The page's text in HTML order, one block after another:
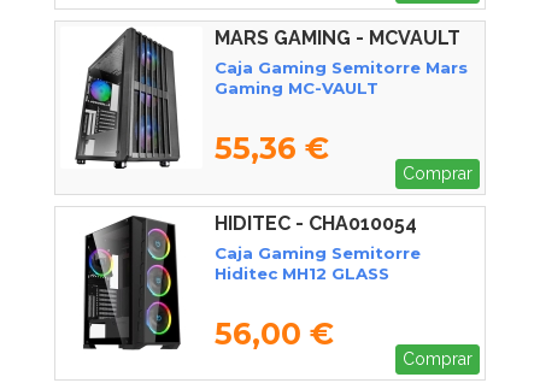
MARS GAMING - MCVAULT
Caja Gaming Semitorre Mars
Gaming MC-VAULT
55,36 €
Comprar
HIDITEC - CHA010054
Caja Gaming Semitorre
Hiditec MH12 GLASS
56,00 €
Comprar